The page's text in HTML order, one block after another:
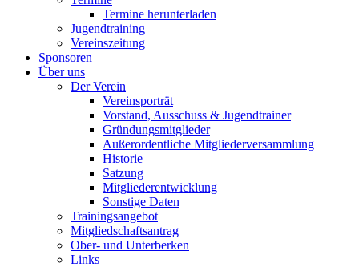
Termine herunterladen
Jugendtraining
Vereinszeitung
Sponsoren
Über uns
Der Verein
Vereinsporträt
Vorstand, Ausschuss & Jugendtrainer
Gründungsmitglieder
Außerordentliche Mitgliederversammlung
Historie
Satzung
Mitgliederentwicklung
Sonstige Daten
Trainingsangebot
Mitgliedschaftsantrag
Ober- und Unterberken
Links